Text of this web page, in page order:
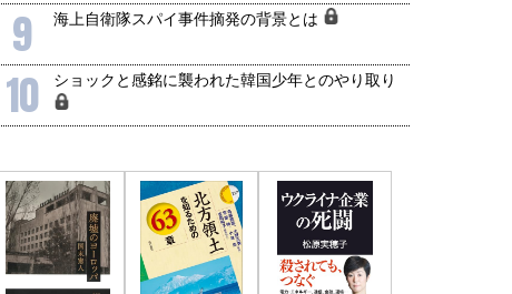
9 海上自衛隊スパイ事件摘発の背景とは
10 ショックと感銘に襲われた韓国少年とのやり取り